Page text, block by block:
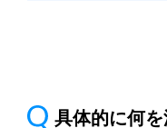
具体的に何